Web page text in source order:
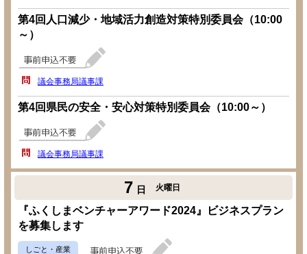
第4回人口減少・地域活力創造対策特別委員会（10:00
～）
議会事務局議事課
第4回県民の安全・安心対策特別委員会（10:00～）
議会事務局議事課
7 日 火曜日
『ふくしまベンチャーアワード2024』ビジネスプラン
を募集します
しごと・産業